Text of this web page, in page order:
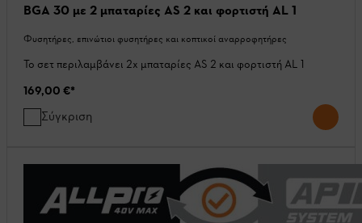
BGA 30 με 2 μπαταρίες AS 2 και φορτιστή AL 1
Φυσητήρες, επινώτιοι φυσητήρες και κοπτικοί αναρροφητήρες
Το σετ περιλαμβάνει 2x μπαταρίες AS 2 και φορτιστή AL 1
169,00 €*
Σύγκριση